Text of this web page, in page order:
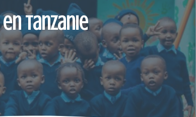
Tanzanie